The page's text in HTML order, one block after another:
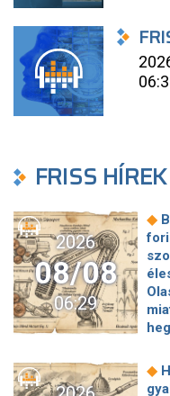
FRISS HÍREK
2026
08/08
06:29
◆
◆